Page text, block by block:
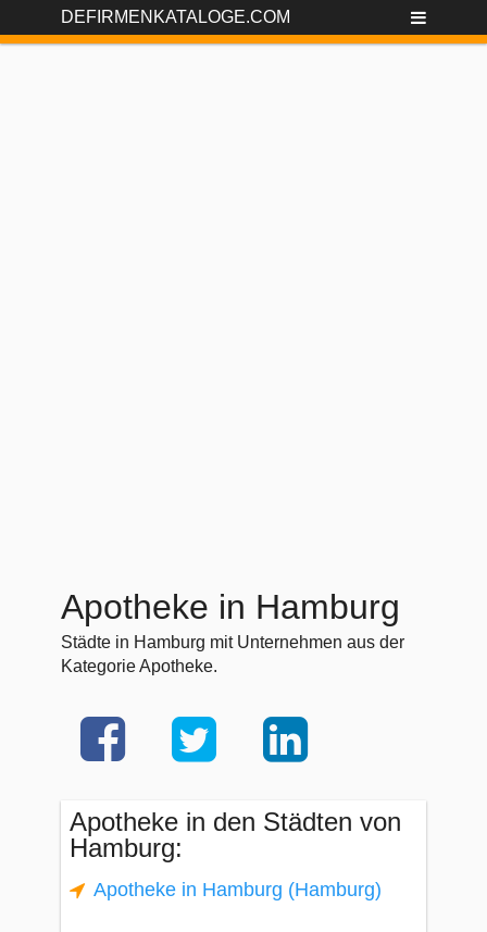
DEFIRMENKATALOGE.COM
Apotheke in Hamburg
Städte in Hamburg mit Unternehmen aus der
Kategorie Apotheke.
Apotheke in den Städten von
Hamburg:
Apotheke in Hamburg (Hamburg)